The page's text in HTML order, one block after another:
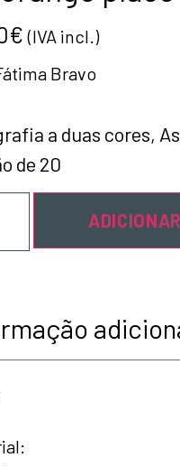
€ (IVA incl.)
Bravo
a duas cores,
de 20
ADICIONAR